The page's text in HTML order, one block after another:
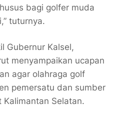
bagi golfer muda
tuturnya.
Gubernur Kalsel,
menyampaikan ucapan
agar olahraga golf
pemersatu dan sumber
Selatan.